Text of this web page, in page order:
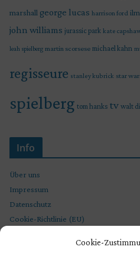
Cookie-
marshall george lucas harrison ford ilm
john williams jurassic park kate
leah spielberg martin scorsese michael kahn
regisseure stanley kubrick star
spielberg tom hanks tv walt
Info
Über uns
Impressum
Datenschutz
Cookie-Richtlinie (EU)